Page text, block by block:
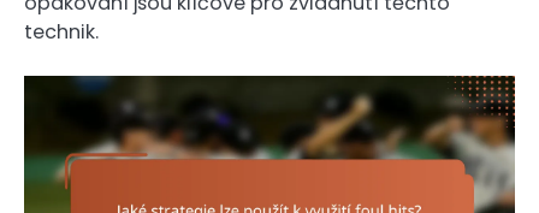
technik.